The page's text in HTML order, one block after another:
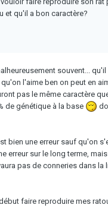
et qu'il a bon caractère?
souvent...
l'aime ben on peut en
pas le même caractère
de génétique à la base
bien une erreur sauf qu'on
erreur sur le long terme,
pas de conneries dans la
faire reproduire mes